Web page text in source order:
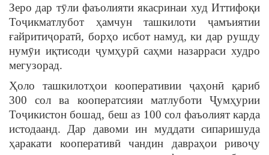
Зеро дар тӯли фаъолияти якасринаи худ Иттифоқи
Тоҷикматлубот ҳамчун ташкилоти ҷамъиятии
ғайритиҷоратӣ, борҳо исбот намуд, ки дар рушду
нумӯи иқтисоди ҷумҳурӣ саҳми назарраси худро
мегузорад.
Ҳоло ташкилотҳои кооперативии ҷаҳонӣ қариб
300 сол ва кооператсияи матлуботи Ҷумҳурии
Тоҷикистон бошад, беш аз 100 сол фаъолият карда
истодаанд. Дар давоми ин муддати сипаришуда
ҳаракати кооперативӣ чандин давраҳои ривоҷу